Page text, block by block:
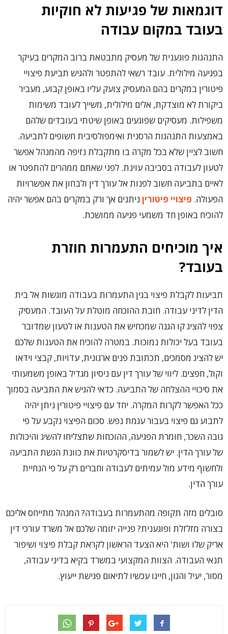
דוגמאות של פגיעות לא חוקיות
בעובד במקום עבודה
התנהגות פוגענית של מעסיק מתבטאת ברוב המקרים בעיקר
בפגיעה מילולית. עובד רשאי להתפטר ולהגיש תביעת פיצויי
פיטורין במקרים בהם המעסיק צועק עליו באופן קבוע, מעביר
ביקורת לא מוצדקת, אלים מילולית, משייך לעובד משימות
משפילות. מעסיקים שפוגעים באופן שיטתי בעובדים שלהם
באמצעות התנהגות הרסנית ואימפולסיבית חשופים לתביעה.
חשוב לציין שלא בכל מקרה בו מתקבלת נזיפה מהמנהל אפשר
לטעון לעבודה בסביבה עוינת. לפני שאתם ממהרים להתפטר או
לאיים בתביעה חשוב לפנות אל עורך דין ולבחון את אפשרויות
הפעולה. פיצויי פיטוריןניתנים אך ורק במקרים בהם אפשר יהיה
להוכיח באופן חד משמעי פגיעה ממושכת.
איך מוכיחים התעמרות חוזרת
בעובד?
תביעות לקבלת פיצוי בגין התעמרות בעבודה מוגשות אל בית
הדין לדיני עבודה. חובת ההוכחה מוטלת על העובד. המעסיק
צפוי להציג קו הגנה שמכחיש את הטענות או לטעון שמדובר
בעובד בעל יכולות נמוכות. במטרה להוכיח את הטענות שלכם
יש להציג מסמכים, תכתובת פנים ארגונית, עדויות, קבצי וידאו
וקול, חפצים. ליווי של עורך דין עם ניסיון מגדיל באופן משמעותי
את סיכויי ההצלחה של התביעה. כדאי להגיש את התביעה בסמוך
ככל האפשר לקרות המקרה. יחד עם פיצויי פיטורין ניתן יהיה
לתבוע גם פיצוי בעבור עגמת נפש. סכום הפיצוי נקבע על פי
גובה השכר, חומרת הפגיעה, ההוכחות שתצליחו להשיג והיכולות
של עורך הדין. יש לשמור בדיסקרטיות את כוונת הגשת התביעה
ולחשוף מידע מול עמיתים לעבודה וחברים רק על פי הנחיית
עורך הדין.
סובלים מזה תקופה מהתעמרות בעבודה? המנהל מתייחס אליכם
בצורה מזלזלת ופוגענית? פנייה יזומה שלכם אל משרד עורכי דין
אריק שלו ושות' היא הצעד הראשון לקראת קבלת פיצוי ושיפור
תנאי העבודה. הצוות המקצועי במשרד בקיא בדיני עבודה,
מסור, יעיל והגון, חייגו עכשיו לתיאום פגישת ייעוץ.